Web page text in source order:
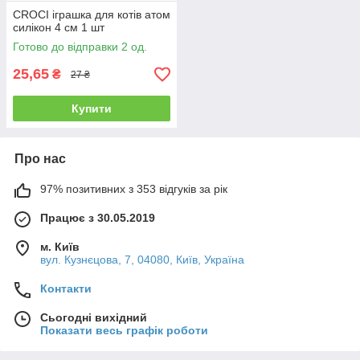
CROCI іграшка для котів атом
силікон 4 см 1 шт
Готово до відправки 2 од.
25,65 ₴ 27 ₴
Купити
Про нас
97% позитивних з 353 відгуків за рік
Працює з 30.05.2019
м. Київ
вул. Кузнєцова, 7, 04080, Київ, Україна
Контакти
Сьогодні вихідний
Показати весь графік роботи